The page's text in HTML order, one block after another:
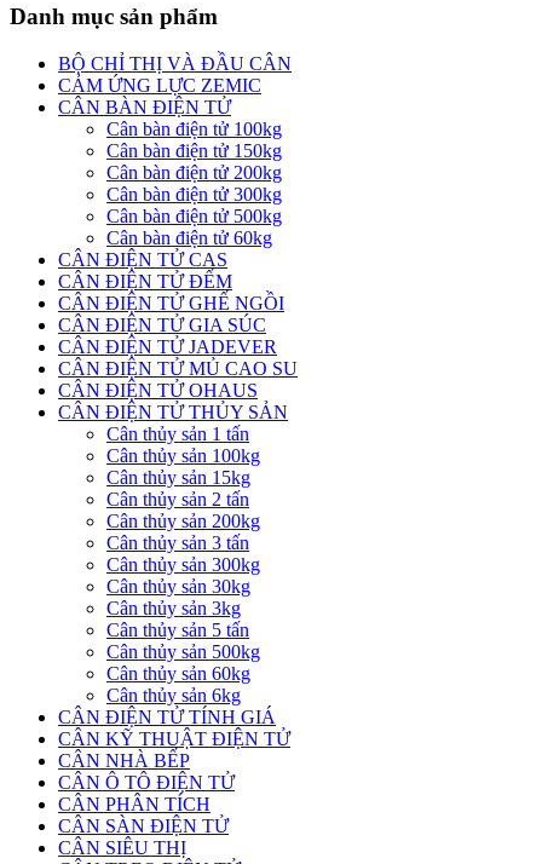
là:
1.250.000,00 ₫.
850.000,00 ₫.
Danh mục sản phẩm
BỘ CHỈ THỊ VÀ ĐẦU CÂN
CẢM ỨNG LỰC ZEMIC
CÂN BÀN ĐIỆN TỬ
Cân bàn điện tử 100kg
Cân bàn điện tử 150kg
Cân bàn điện tử 200kg
Cân bàn điện tử 300kg
Cân bàn điện tử 500kg
Cân bàn điện tử 60kg
CÂN ĐIỆN TỬ CAS
CÂN ĐIỆN TỬ ĐẾM
CÂN ĐIỆN TỬ GHẾ NGỒI
CÂN ĐIỆN TỬ GIA SÚC
CÂN ĐIỆN TỬ JADEVER
CÂN ĐIỆN TỬ MỦ CAO SU
CÂN ĐIỆN TỬ OHAUS
CÂN ĐIỆN TỬ THỦY SẢN
Cân thủy sản 1 tấn
Cân thủy sản 100kg
Cân thủy sản 15kg
Cân thủy sản 2 tấn
Cân thủy sản 200kg
Cân thủy sản 3 tấn
Cân thủy sản 300kg
Cân thủy sản 30kg
Cân thủy sản 3kg
Cân thủy sản 5 tấn
Cân thủy sản 500kg
Cân thủy sản 60kg
Cân thủy sản 6kg
CÂN ĐIỆN TỬ TÍNH GIÁ
CÂN KỸ THUẬT ĐIỆN TỬ
CÂN NHÀ BẾP
CÂN Ô TÔ ĐIỆN TỬ
CÂN PHÂN TÍCH
CÂN SÀN ĐIỆN TỬ
CÂN SIÊU THỊ